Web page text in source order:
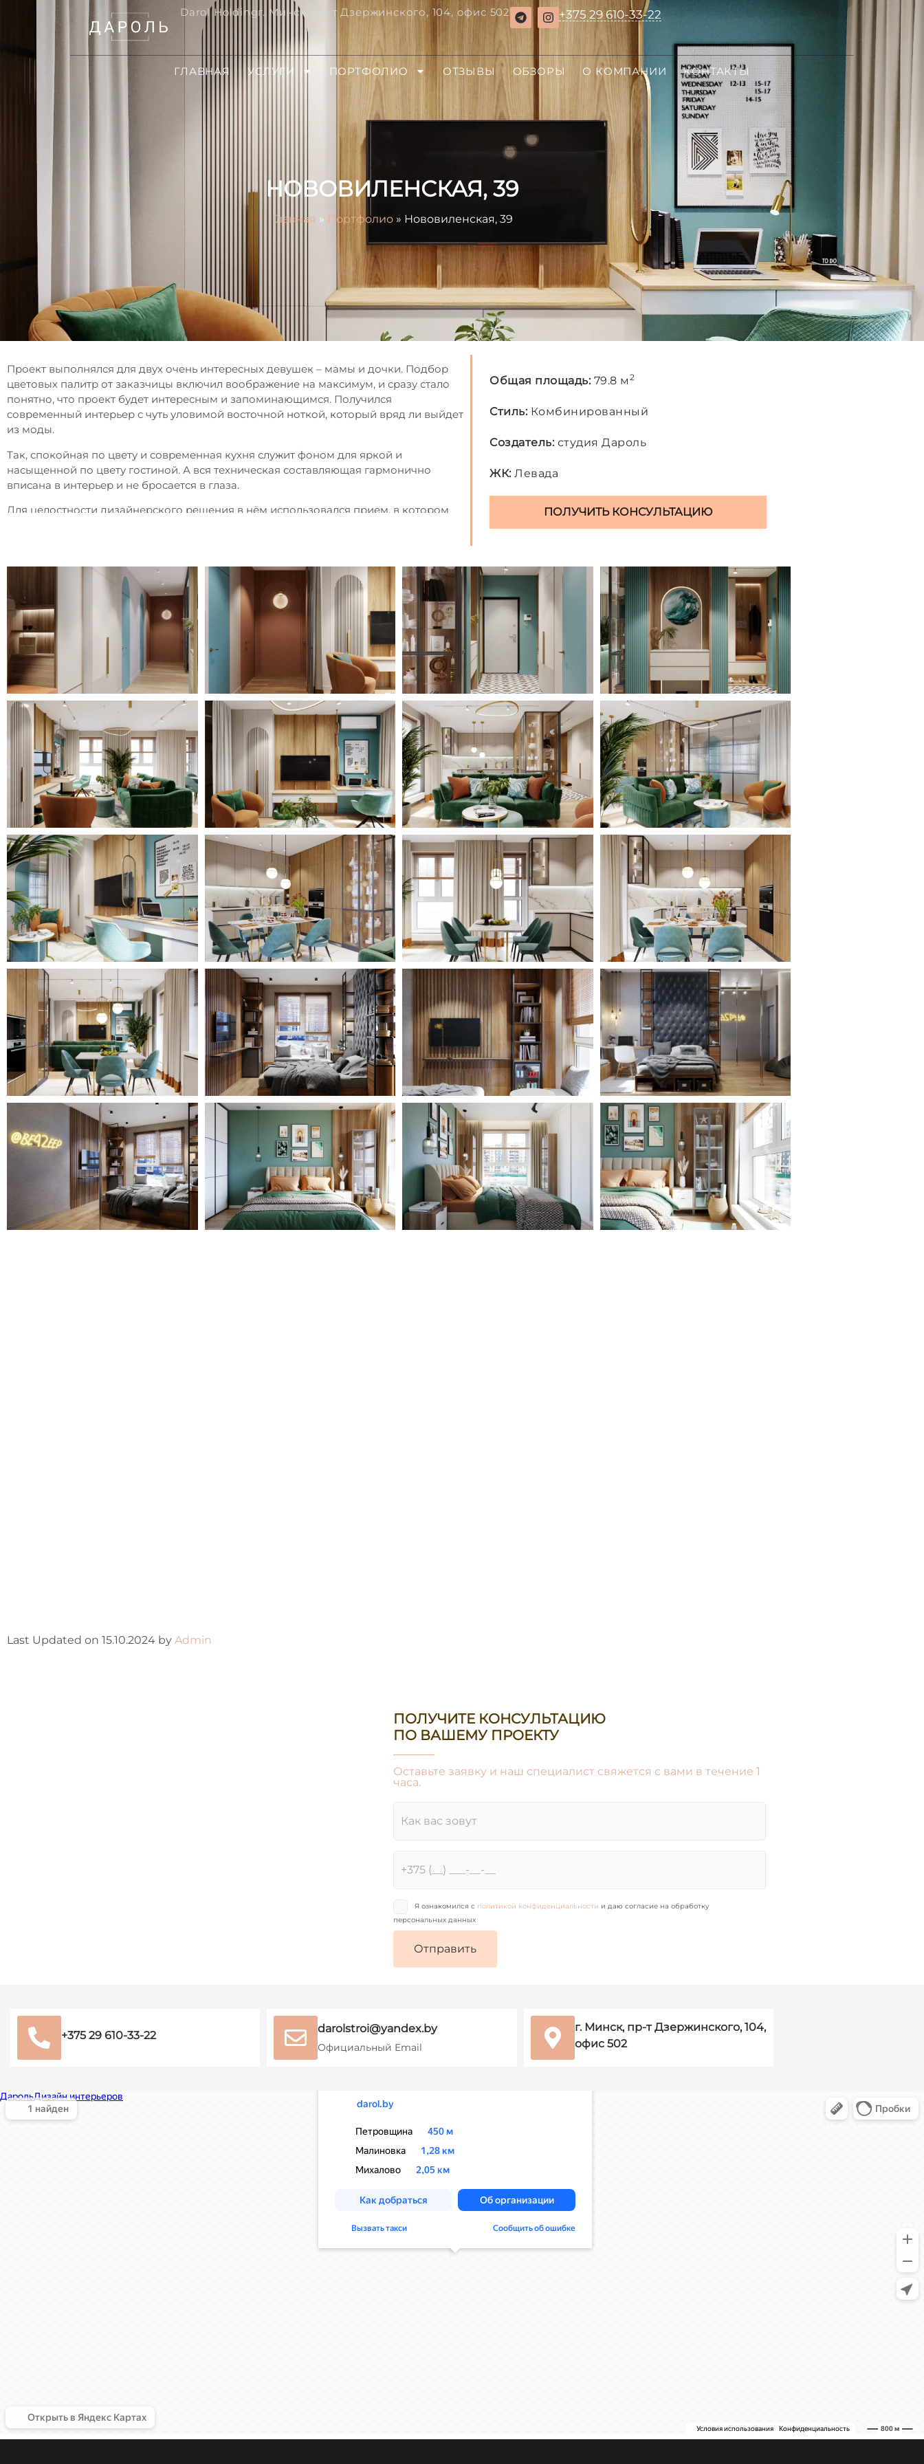
Darol Holdingг. Минск, пр-т Дзержинского, 104, офис 502 +375 29 610-33-22
ГЛАВНАЯ УСЛУГИ ПОРТФОЛИО ОТЗЫВЫ ОБЗОРЫ О КОМПАНИИ КОНТАКТЫ
НОВОВИЛЕНСКАЯ, 39
Главная » Портфолио» Нововиленская, 39
Проект выполнялся для двух очень интересных девушек – мамы и дочки. Подбор
цветовых палитр от заказчицы включил воображение на максимум, и сразу стало
понятно, что проект будет интересным и запоминающимся. Получился
современный интерьер с чуть уловимой восточной ноткой, который вряд ли выйдет
из моды.
Так, спокойная по цвету и современная кухня служит фоном для яркой и
насыщенной по цвету гостиной. А вся техническая составляющая гармонично
вписана в интерьер и не бросается в глаза.
Для целостности дизайнерского решения в нём использовался прием, в котором
В прихожей находится основная деталь, которая привлекает внимание каждого –
мебельная композиция с картиной в технике “флюид арт”.
Сама прихожая выполнена в смелом цветовом решении, как и вся квартира, но
цвета подобраны настолько грамотно, что каждую деталь данного интерьера
хочется рассматривать.
В данном дизайн-проекте мы разрабатывали спальни для заказчицы и её дочки.
Они выполнены с учётом вкусовых предпочтений каждой из хозяек.
Заказчица занимается йогой и необходимо было предусмотреть место для занятий
дома. Такое место нашлось в спальне и было выбрано не случайно. Согласитесь,
ведь очень уютно устроиться у большого французского окна, зажечь
ароматические свечи и уже будет создана необходимая для занятий уютная и
расслабляющая атмосфера.
Цвета и материалы в спальне были использованы максимально природные:
насыщенный зелёный цвет и текстура дерева, которые дизайнер применила в
мебели и отделке стеновыми панелями.
Вторая спальня разработана для дочери заказчицы. Девушка занимается танцами
“pole-dance”, поэтому было необходимо предусмотреть место для занятий в её
спальне.
Вкусовые предпочтения и некоторые декоративные решения уже были выбраны
девушкой до встречи с дизайнером, необходимо было лишь грамотно оформить ее
желания.
Спальня представляет из себя одно общее пространство, однако в ней есть четкое
деление на зоны: зона для занятий, спальное место, даже небольшая гостиная и
рабочее место. Мини-гостиную зону здесь представляет уютная скамья-
подоконник, где можно весело провести время с друзьями.
Получилась запоминающаяся комната для подростка в стиле лофт с изголовьем
кровати “в потолок”, большим количеством дерева и металла в отделке. Такая
своего рода игра на контрасте деликатного и броского.
Ванная комната и сан.узел выдержаны в стилистике всей квартиры. Текстура плитки
в ванной повторяет фартук и напольное покрытие на кухне.
Для того, чтобы керамогранит выглядел по-новому, дизайнер использовала
опоясывающую полосу из плитки , которая использована для отделки стен в
сан.узле.
Таким образом стилистика квартиры читается в каждой комнате, детали
переплетаются между собой и создаётся единый гармоничный стиль.
Для лоджии отводилась роль места для уютных посиделок и релакса.
Получился современный интерьер с чуть уловимой восточной ноткой, который
абсолютно полностью функционально наполнен.
Общая площадь: 79.8 м 2
Стиль: Комбинированный
Создатель: студия Дароль
ЖК: Левада
ПОЛУЧИТЬ КОНСУЛЬТАЦИЮ
Last Updated on 15.10.2024 by Admin
ПОЛУЧИТЕ КОНСУЛЬТАЦИЮ
ПО ВАШЕМУ ПРОЕКТУ
Оставьте заявку и наш специалист свяжется с вами в течение 1
часа.
Я ознакомился с политикой конфиденциальности и даю согласие на обработку
персональных данных
+375 29 610-33-22
darolstroi@yandex.by
Официальный Email
г. Минск, пр-т Дзержинского, 104,
офис 502
Дароль в Минске
Минск